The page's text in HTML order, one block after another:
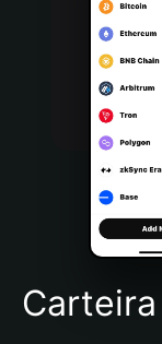
Português (Portugal)
Bahasa Indonesia
Português (Brasil)
Español (Argentina)